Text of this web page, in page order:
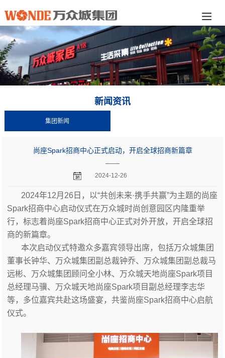
新闻资讯
集团新闻
尚座Spark招商中心正式启动，开启全球招商新篇章
——
2024-12-26
2024年12月26日，以“共创未来·携手共赢”为主题的尚座
Spark招商中心启动仪式在万众城时尚创意园区内隆重举
行，标志着尚座Spark招商中心正式对外开放，开启全球招
商的新篇章。
本次启动仪式特邀众多嘉宾领导出席，包括万众城集团
董事长钟华、万众城集团副总裁钟乔、万众城集团副总裁马
远彬、万众城集团顾问全小林、万众城天地尚座Spark项目
总经理马骥、万众城天地尚座Spark项目副总经理李志华
等，多位嘉宾共赴这场盛宴，共鉴尚座Spark招商中心启航
仪式。